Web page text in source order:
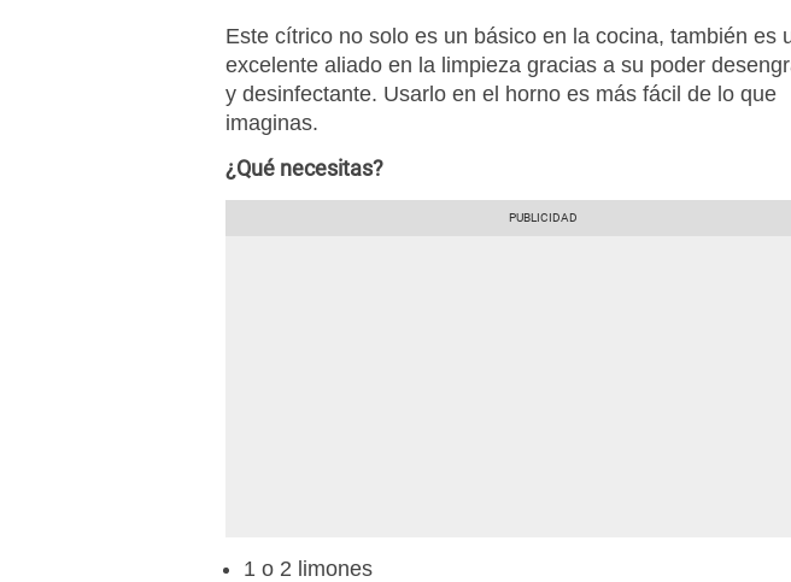
Este cítrico no solo es un básico en la cocina, también es
excelente aliado en la limpieza gracias a su poder
y desinfectante. Usarlo en el horno es más fácil de lo que
imaginas.
¿Qué necesitas?
1 o 2 limones